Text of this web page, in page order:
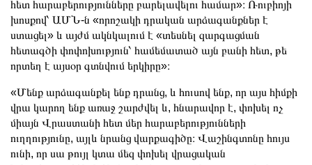
հետ հարաբերությունները բարելավելու համար»։ Ռուբիոյի
խոսքով՝ ԱՄՆ-ն «որոշակի դրական արձագանքներ է
ստացել» և այժմ ակնկալում է «տեսնել զարգացման
հետագծի փոփոխություն՝ համեմատած այն բանի հետ, թե
որտեղ է այսօր գտնվում երկիրը»։
«Մենք արձագանքել ենք դրանց, և հուսով ենք, որ այս հիմքի
վրա կարող ենք առաջ շարժվել և, հնարավոր է, փոխել ոչ
միայն Վրաստանի հետ մեր հարաբերությունների
ուղղությունը, այլև նրանց վարքագիծը։ Վաշինգտոնը հույս
ունի, որ սա թույլ կտա մեզ փոխել վրացական